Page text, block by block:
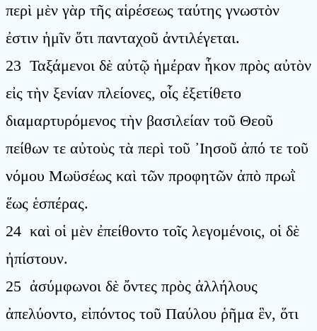
περὶ μὲν γὰρ τῆς αἱρέσεως ταύτης γνωστὸν
ἐστιν ἡμῖν ὅτι πανταχοῦ ἀντιλέγεται.
23 Ταξάμενοι δὲ αὐτῷ ἡμέραν ἧκον πρὸς αὐτὸν
εἰς τὴν ξενίαν πλείονες, οἷς ἐξετίθετο
διαμαρτυρόμενος τὴν βασιλείαν τοῦ Θεοῦ
πείθων τε αὐτοὺς τὰ περὶ τοῦ ᾿Ιησοῦ ἀπό τε τοῦ
νόμου Μωϋσέως καὶ τῶν προφητῶν ἀπὸ πρωῒ
ἕως ἑσπέρας.
24 καὶ οἱ μὲν ἐπείθοντο τοῖς λεγομένοις, οἱ δὲ
ἠπίστουν.
25 ἀσύμφωνοι δὲ ὄντες πρὸς ἀλλήλους
ἀπελύοντο, εἰπόντος τοῦ Παύλου ῥῆμα ἓν, ὅτι